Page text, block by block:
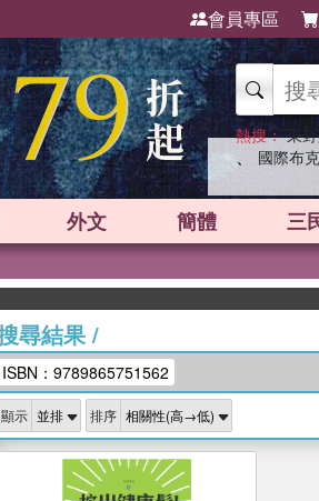
會員專區
熱搜： 東
、 國際布
外文 簡體 三
尋結果/
ISBN：9789865751562
顯示 排序